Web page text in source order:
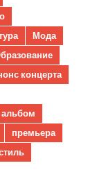
Мода
концерта
премьера